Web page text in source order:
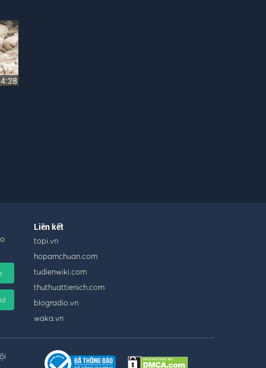
Liên kết
topi.vn
hopamchuan.com
tudienwiki.com
thuthuattienich.com
blogradio.vn
waka.vn